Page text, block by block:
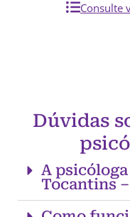
Consulte
Dúvidas
A
Tocantins